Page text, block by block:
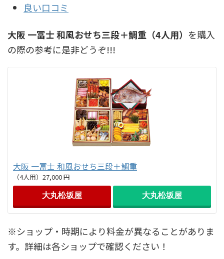
良い口コミ
大阪 一冨士 和風おせち三段＋鯛重（4人用） を購入
の際の参考に是非どうぞ!!!
大阪 一冨士 和風おせち三段＋鯛重
（4人用）27,000 円
大丸松坂屋 大丸松坂屋
※ショップ・時期により料金が異なることがありま
す。詳細は各ショップで確認ください！